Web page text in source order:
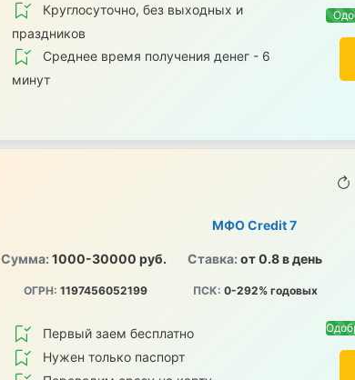
Круглосуточно, без выходных и
праздников
Среднее время получения денег - 6
минут
МФО Credit 7
Сумма: 1000-30000 руб. Ставка: от 0.8 в день
ОГРН: 1197456052199 ПСК: 0-292% годовых
Первый заем бесплатно
Нужен только паспорт